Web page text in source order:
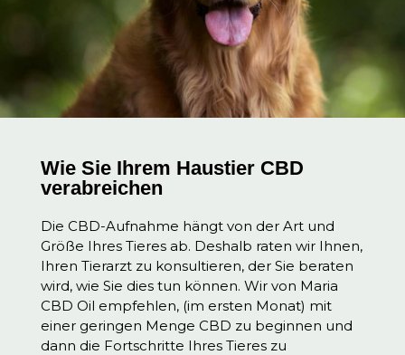
Wie Sie Ihrem Haustier CBD
verabreichen
Die CBD-Aufnahme hängt von der Art und
Größe Ihres Tieres ab. Deshalb raten wir Ihnen,
Ihren Tierarzt zu konsultieren, der Sie beraten
wird, wie Sie dies tun können. Wir von Maria
CBD Oil empfehlen, (im ersten Monat) mit
einer geringen Menge CBD zu beginnen und
dann die Fortschritte Ihres Tieres zu